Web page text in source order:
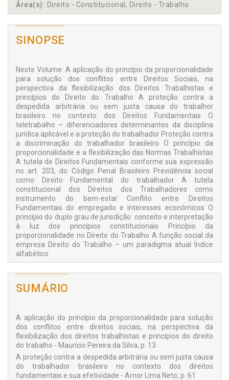
Área(s): Direito - Constitucional; Direito - Trabalho
SINOPSE
Neste Volume: A aplicação do princípio da proporcionalidade
para solução dos conflitos entre Direitos Sociais, na
perspectiva da flexibilização dos Direitos Trabalhistas e
princípios do Direito do Trabalho A proteção contra a
despedida arbitrária ou sem justa causa do trabalhor
brasileiro no contexto dos Direitos Fundamentais O
teletrabalho – diferenciadores determinantes da disciplina
jurídica aplicável e a proteção do trabalhador Proteção contra
a discriminação do trabalhador brasileiro O princípio da
proporcionalidade e a flexibilização das Normas Trabalhistas
A tutela de Direitos Fundamentais conforme sua expressão
no art. 203, do Código Penal Brasileiro Previdência social
como Direito Fundamental do trabalhador A tutela
constitucional dos Direitos dos Trabalhadores como
instrumento do bem-estar Conflito entre Direitos
Fundamentais do empregado e interesses econômicos O
princípio do duplo grau de jurisdição: conceito e interpretação
à luz dos princípios constitucionais Princípio da
proporcionalidade no Direito do Trabalho A função social da
empresa Direito do Trabalho – um paradigma atual Índice
alfabético
SUMÁRIO
A aplicação do princípio da proporcionalidade para solução
dos conflitos entre direitos sociais, na perspectiva da
flexibilização dos direitos trabalhistas e princípios do direito
do trabalho - Maurício Pereira da Silva, p. 13
A proteção contra a despedida arbitrária ou sem justa causa
do trabalhador brasileiro no contexto dos direitos
fundamentais e sua efetividade - Arnor Lima Neto, p. 61